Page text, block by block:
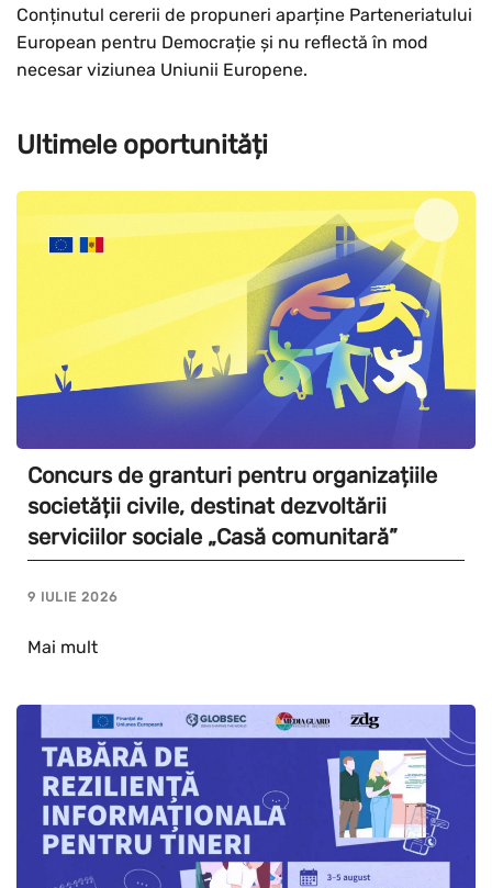
Conținutul cererii de propuneri aparține Parteneriatului
European pentru Democrație și nu reflectă în mod
necesar viziunea Uniunii Europene.
Ultimele oportunități
Concurs de granturi pentru organizațiile
societății civile, destinat dezvoltării
serviciilor sociale „Casă comunitară”
9 IULIE 2026
Mai mult